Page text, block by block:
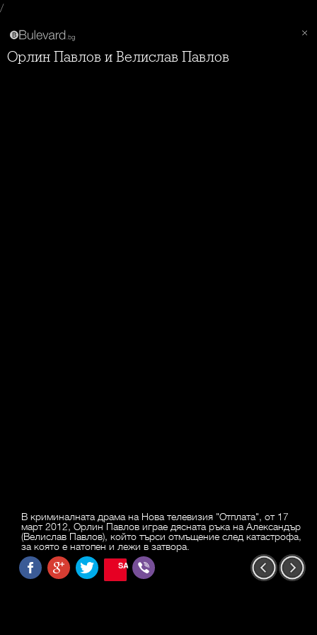
/
Орлин Павлов и Велислав Павлов
В криминалната драма на Нова телевизия "Отплата", от 17
март 2012, Орлин Павлов играе дясната ръка на Александър
(Велислав Павлов), който търси отмъщение след катастрофа,
за която е натопен и лежи в затвора.
SAVE